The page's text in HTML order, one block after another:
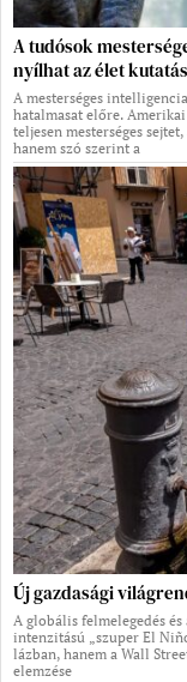
A tudósok
nyílhat az élet
A mesterséges
hatalmasat előre.
teljesen mesterséges
hanem szó szerint a
Új gazdasági
A globális felmelegedés
intenzitású „szuper El
lázban, hanem a Wall
elemzése